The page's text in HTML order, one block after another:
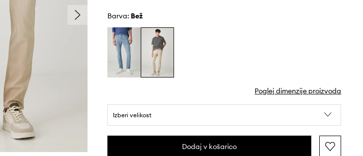
Barva: bež
Poglej dimenzije proizvoda
Izberi velikost
Dodaj v košarico